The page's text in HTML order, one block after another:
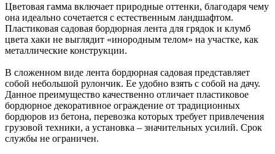
Цветовая гамма включает природные оттенки, благодаря чему
она идеально сочетается с естественным ландшафтом.
Пластиковая садовая бордюрная лента для грядок и клумб
цвета хаки не выглядит «инородным телом» на участке, как
металлические конструкции.
В сложенном виде лента бордюрная садовая представляет
собой небольшой рулончик. Ее удобно взять с собой на дачу.
Данное преимущество качественно отличает пластиковое
бордюрное декоративное ограждение от традиционных
бордюров из бетона, перевозка которых требует привлечения
грузовой техники, а установка – значительных усилий. Срок
службы не ограничен.